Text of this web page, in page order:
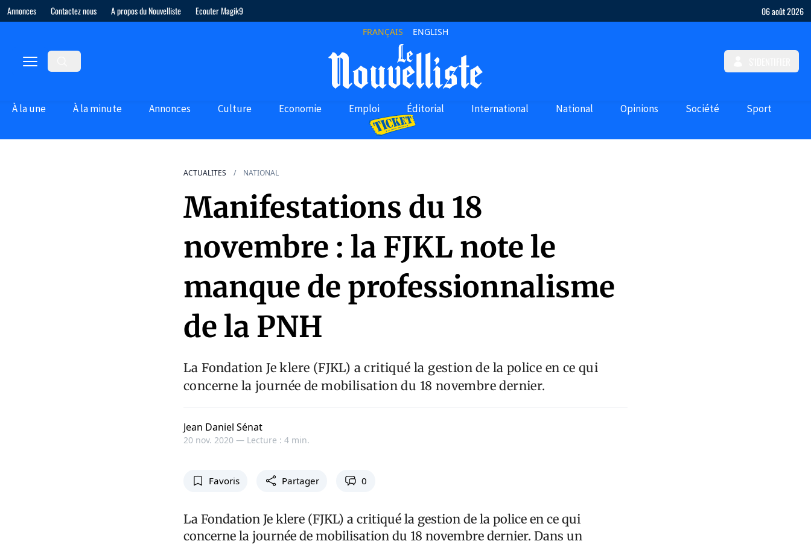
Annonces Contactez nous A propos du Nouvelliste Ecouter Magik9 06 août 2026
FRANÇAIS ENGLISH
À la une À la minute Annonces Culture Economie Emploi Éditorial International National Opinions Société Sport
ACTUALITES NATIONAL
Manifestations du 18
novembre : la FJKL note le
manque de professionnalisme
de la PNH
La Fondation Je klere (FJKL) a critiqué la gestion de la police en ce qui
concerne la journée de mobilisation du 18 novembre dernier.
Jean Daniel Sénat
20 nov. 2020 — Lecture : 4 min.
Favoris Partager 0
La Fondation Je klere (FJKL) a critiqué la gestion de la police en ce qui
concerne la journée de mobilisation du 18 novembre dernier. Dans un